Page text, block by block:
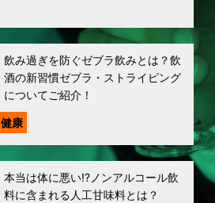
飲み過ぎを防ぐゼブラ飲みとは？飲
酒の新習慣ゼブラ・ストライピング
についてご紹介！
健康
本当は体に悪い!?ノンアルコール飲
料に含まれる人工甘味料とは？